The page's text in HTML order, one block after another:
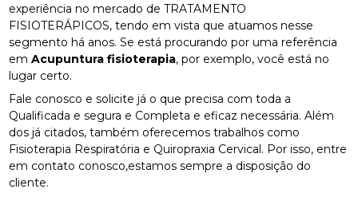
experiência no mercado de TRATAMENTO
FISIOTERÁPICOS, tendo em vista que atuamos nesse
segmento há anos. Se está procurando por uma referência
emAcupuntura fisioterapia, por exemplo, você está no
lugar certo.
Fale conosco e solicite já o que precisa com toda a
Qualificada e segura e Completa e eficaz necessária. Além
dos já citados, também oferecemos trabalhos como
Fisioterapia Respiratória e Quiropraxia Cervical. Por isso, entre
em contato conosco,estamos sempre a disposição do
cliente.